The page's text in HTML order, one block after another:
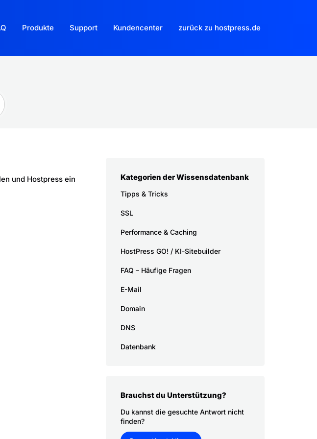
Produkte Support Kundencenter zurück zu hostpress.de
und Hostpress ein
Kategorien der Wissensdatenbank
Tipps & Tricks
SSL
Performance & Caching
HostPress GO! / KI-Sitebuilder
FAQ – Häufige Fragen
E-Mail
Domain
DNS
Datenbank
Brauchst du Unterstützung?
Du kannst die gesuchte Antwort nicht
finden?